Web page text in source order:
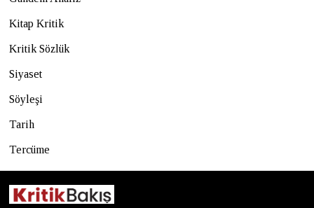
Kitap Kritik
Kritik Sözlük
Siyaset
Söyleşi
Tarih
Tercüme